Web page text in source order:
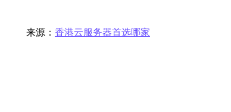
来源： 香港云服务器首选哪家